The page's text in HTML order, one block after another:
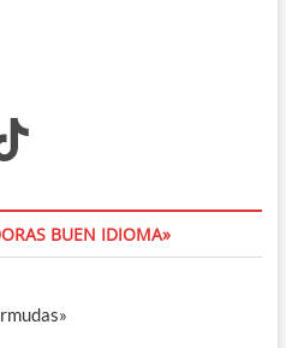
BUEN IDIOMA»